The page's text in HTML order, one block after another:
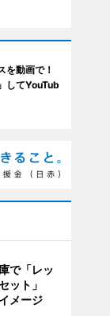
を動画で！
してYouTub
で「レッ
ット」
メージ